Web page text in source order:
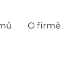
O firmě